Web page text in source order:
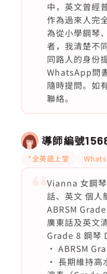
中，英文曾經
作為過來人完
為從小學鋼琴
者，我清楚不
同路人的身份
WhatsApp問
隨時提問。如
聯絡。
導師編號
*全英語上堂
Vianna 女鋼
話、英文 個人
ABRSM
廣東話及英文
Grade 8 鋼琴
• ABRSM
• 長期維持高